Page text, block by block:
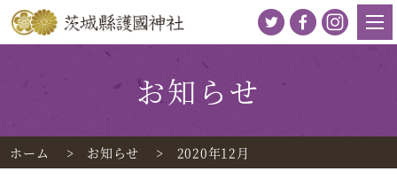
お知らせ
ホーム お知らせ 2020年12月